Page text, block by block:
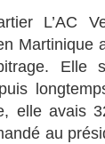
L’AC
Martinique
Elle
elle avais
au